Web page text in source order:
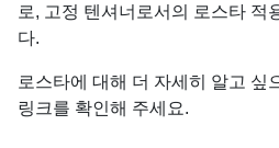
로, 고정 텐셔너로서의 로스타 적
다.
로스타에 대해 더 자세히 알고 싶
링크를 확인해 주세요.